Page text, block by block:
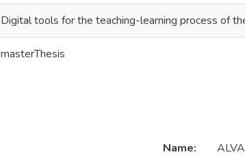
Digital tools for the teaching-learning process of
masterThesis
Name: